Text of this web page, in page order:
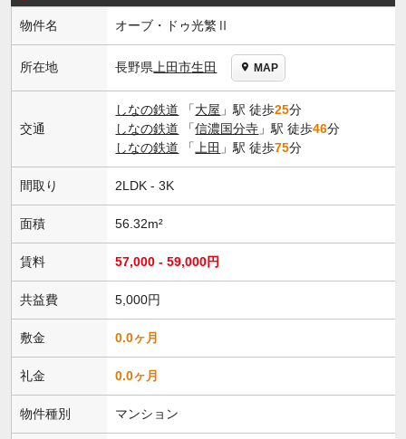
物件名 オーブ・ドゥ光繁Ⅱ
所在地 長野県 上田市生田 MAP
交通
しなの鉄道 「大屋 」駅 徒歩25分
しなの鉄道 「信濃国分寺 」駅 徒歩46分
しなの鉄道 「上田 」駅 徒歩75分
間取り 2LDK - 3K
面積 56.32m²
賃料 57,000 - 59,000円
共益費 5,000円
敷金 0.0ヶ月
礼金 0.0ヶ月
物件種別 マンション